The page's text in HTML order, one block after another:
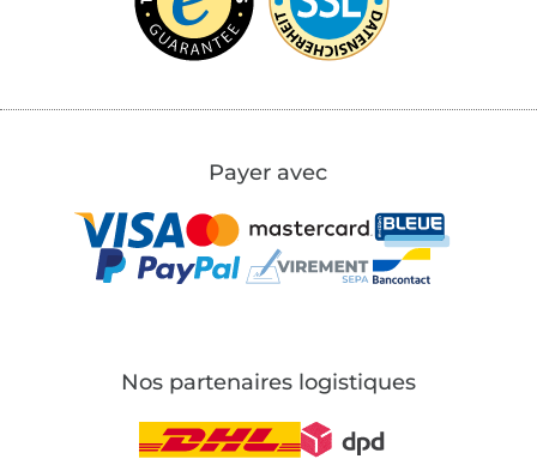
Payer avec
Nos partenaires logistiques